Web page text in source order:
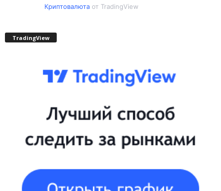
Криптовалютаот TradingView
TradingView